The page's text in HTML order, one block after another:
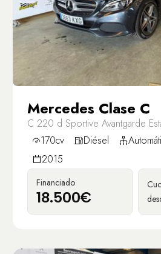
Mercedes Clase C
C 220 d Sportive Avantgarde
170cv
Diésel
2015
Financiado
18.500€